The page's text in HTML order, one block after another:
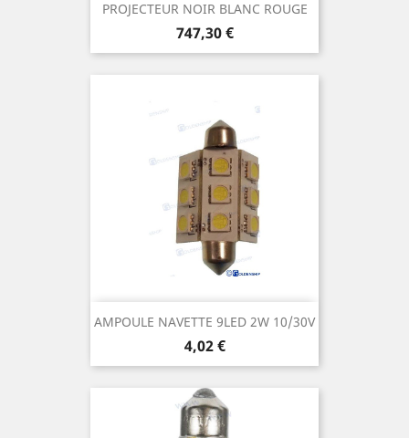
PROJECTEUR NOIR BLANC ROUGE
Prix
747,30 €
AMPOULE NAVETTE 9LED 2W 10/30V
Prix
4,02 €